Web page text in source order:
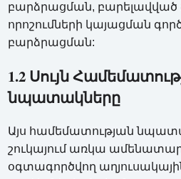
բարձրացման, բարելավված
որոշումների կայացման
բարձրացման:
1.2 Սույն
նպատակները
Այս համեմատության
շուկայում առկա
օգտագործվող